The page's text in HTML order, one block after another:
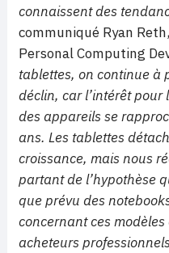
connaissent des
communiqué Ryan
Personal Computing
tablettes, on continue à
déclin, car l’intérêt pour
des appareils se
ans. Les tablettes
croissance, mais nous
partant de l’hypothèse
que prévu des
concernant ces
acheteurs